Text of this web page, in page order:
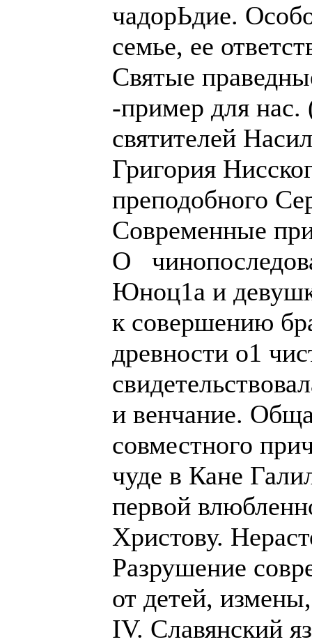
чадорЬдие.
семье, ее
Святые
-пример для
святителей
Григория
преподобного
Современные
О
Юноц1а и
к совершению
древности о1
и венчание.
совместного
чуде в Кане
первой
Христову.
Разрушение
от детей,
IV. Славянский